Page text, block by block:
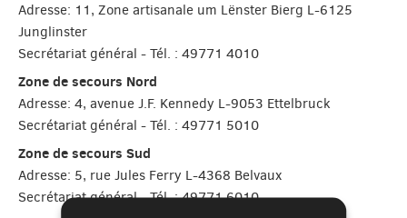
Adresse: 11, Zone artisanale um Lënster Bierg L-6125
Junglinster
Secrétariat général - Tél. : 49771 4010
Zone de secours Nord
Adresse: 4, avenue J.F. Kennedy L-9053 Ettelbruck
Secrétariat général - Tél. : 49771 5010
Zone de secours Sud
Adresse: 5, rue Jules Ferry L-4368 Belvaux
Secrétariat général - Tél. : 49771 6010